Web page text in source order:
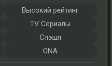
Высокий рейтинг
TV Сериалы
Спэшл
ONA